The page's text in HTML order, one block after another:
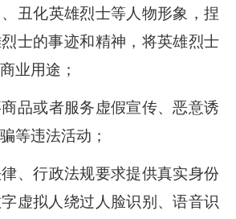
、丑化英雄烈士等人物形象，捏
士的事迹和精神，将英雄烈士
业用途；
商品或者服务虚假宣传、恶意诱
等违法活动；
律、行政法规要求提供真实身份
虚拟人绕过人脸识别、语音识